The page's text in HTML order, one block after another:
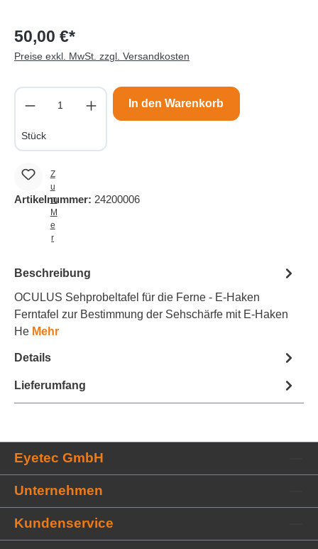
50,00 €*
Preise exkl. MwSt. zzgl. Versandkosten
Produkt Anzahl: Gib den gewünschten
Stück
In den Warenkorb
Z
u
m
M
e
r
e
e
l
h
f
ü
n
Artikelnummer: 24200006
Beschreibung
OCULUS Sehprobeltafel für die Ferne - E-Haken
Ferntafel zur Bestimmung der Sehschärfe mit E-Haken
He Mehr
Details
Lieferumfang
Eyetec GmbH
Unternehmen
Kundenservice